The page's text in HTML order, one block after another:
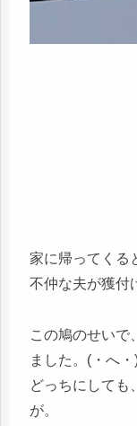
家に帰ってくる
不仲な夫が獲付
この鳩のせいで
ました。(・へ・
どっちにしても
が。